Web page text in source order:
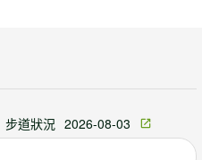
步道狀況 2026-08-03